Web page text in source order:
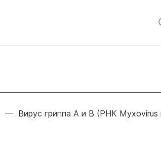
Вирус гриппа А и В (РНК Myxovirus